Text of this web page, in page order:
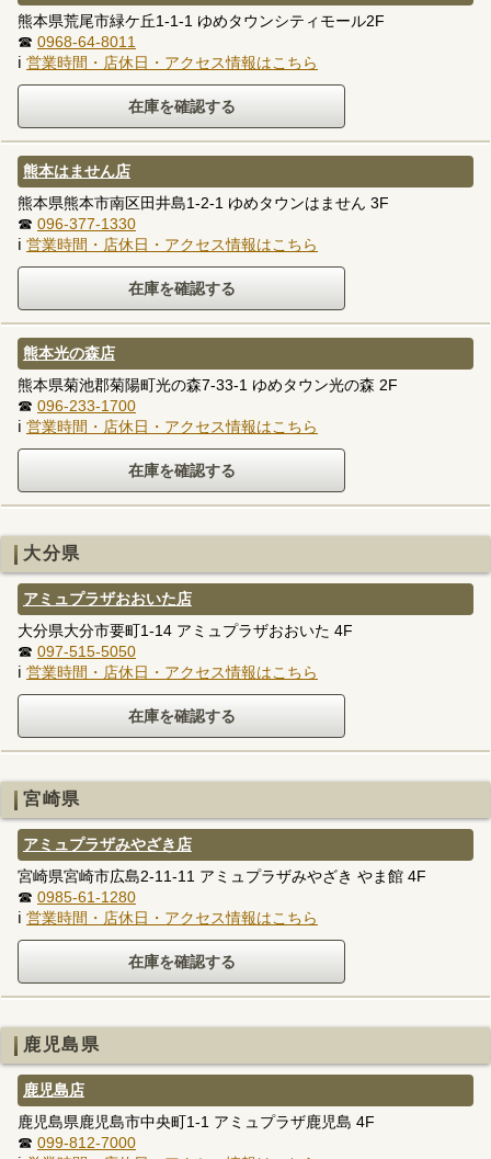
熊本県荒尾市緑ケ丘1-1-1 ゆめタウンシティモール2F
☎ 0968-64-8011
ℹ 営業時間・店休日・アクセス情報はこちら
熊本はません店
熊本県熊本市南区田井島1-2-1 ゆめタウンはません 3F
☎ 096-377-1330
ℹ 営業時間・店休日・アクセス情報はこちら
熊本光の森店
熊本県菊池郡菊陽町光の森7-33-1 ゆめタウン光の森 2F
☎ 096-233-1700
ℹ 営業時間・店休日・アクセス情報はこちら
大分県
アミュプラザおおいた店
大分県大分市要町1-14 アミュプラザおおいた 4F
☎ 097-515-5050
ℹ 営業時間・店休日・アクセス情報はこちら
宮崎県
アミュプラザみやざき店
宮崎県宮崎市広島2-11-11 アミュプラザみやざき やま館 4F
☎ 0985-61-1280
ℹ 営業時間・店休日・アクセス情報はこちら
鹿児島県
鹿児島店
鹿児島県鹿児島市中央町1-1 アミュプラザ鹿児島 4F
☎ 099-812-7000